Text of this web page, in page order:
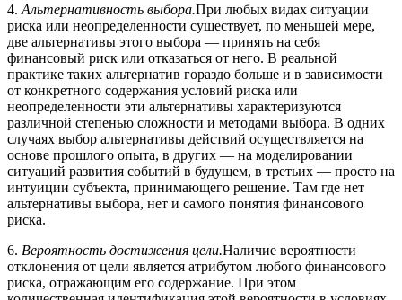
4. Альтернативность выбора.При любых видах ситуации
риска или неопределенности существует, по меньшей мере,
две альтернативы этого выбора — принять на себя
финансовый риск или отказаться от него. В реальной
практике таких альтернатив гораздо больше и в зависимости
от конкретного содержания условий риска или
неопределенности эти альтернативы характеризуются
различной степенью сложности и методами выбора. В одних
случаях выбор альтернативы действий осуществляется на
основе прошлого опыта, в других — на моделировании
ситуаций развития событий в будущем, в третьих — просто на
интуиции субъекта, принимающего решение. Там где нет
альтернативы выбора, нет и самого понятия финансового
риска.
6. Вероятность достижения цели.Наличие вероятности
отклонения от цели является атрибутом любого финансового
риска, отражающим его содержание. При этом